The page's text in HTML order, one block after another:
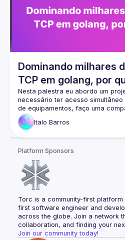
Dominando milhares
TCP em golang, por
Nesta palestra eu abordo um
necessário ter acesso
de equipamentos, faço uma
implementado em outras
descontinuado e como foi feita a
Italo Barros
Platform Sponsors
Torc is a community-first
first software engineer and
across the globe. Join a network
collaboration, and finding your
Join our community today!